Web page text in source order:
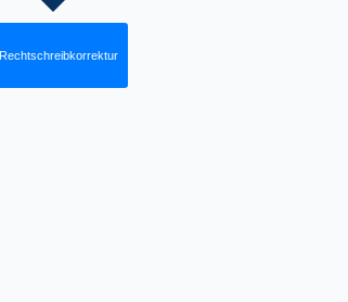
Rechtschreibkorrektur